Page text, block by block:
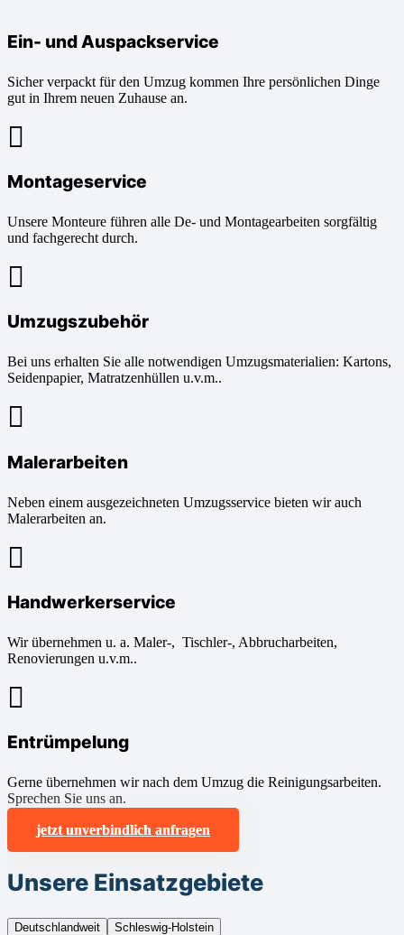
Ein- und Auspackservice
Sicher verpackt für den Umzug kommen Ihre persönlichen Dinge
gut in Ihrem neuen Zuhause an.
Montageservice
Unsere Monteure führen alle De- und Montagearbeiten sorgfältig
und fachgerecht durch.
Umzugszubehör
Bei uns erhalten Sie alle notwendigen Umzugsmaterialien: Kartons,
Seidenpapier, Matratzenhüllen u.v.m..
Malerarbeiten
Neben einem ausgezeichneten Umzugsservice bieten wir auch
Malerarbeiten an.
Handwerkerservice
Wir übernehmen u. a. Maler-, Tischler-, Abbrucharbeiten,
Renovierungen u.v.m..
Entrümpelung
Gerne übernehmen wir nach dem Umzug die Reinigungsarbeiten.
Sprechen Sie uns an.
jetzt unverbindlich anfragen
Unsere Einsatzgebiete
Deutschlandweit
Schleswig-Holstein